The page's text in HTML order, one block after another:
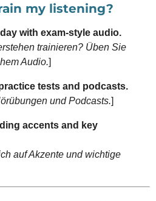
my listening?
with exam-style audio.
trainieren? Üben Sie
Audio.]
tests and podcasts.
und Podcasts.]
accents and key
auf Akzente und wichtige